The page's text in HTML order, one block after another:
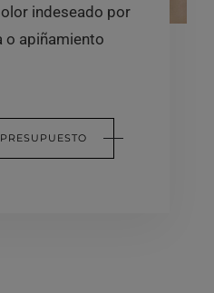
indeseado por
o apiñamiento